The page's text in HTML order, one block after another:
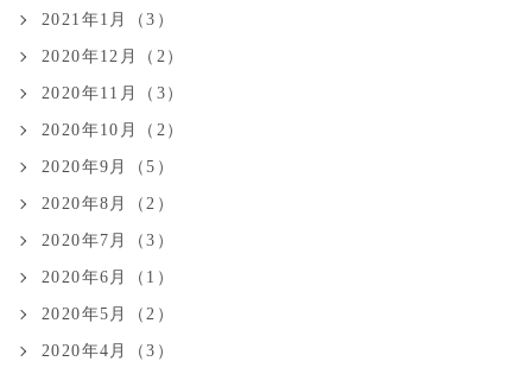
2021年1月（3）
2020年12月（2）
2020年11月（3）
2020年10月（2）
2020年9月（5）
2020年8月（2）
2020年7月（3）
2020年6月（1）
2020年5月（2）
2020年4月（3）